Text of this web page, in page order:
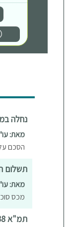
נחלה
מאת:
הסכם על
תשלום
מאת:
מכס
תמ"א 38 תהפוך כנראה לחוק